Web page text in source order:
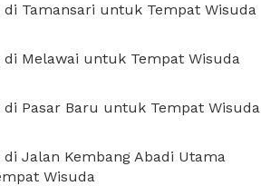
di Tamansari untuk Tempat Wisuda
di Melawai untuk Tempat Wisuda
di Pasar Baru untuk Tempat Wisuda
di Jalan Kembang Abadi Utama
Wisuda